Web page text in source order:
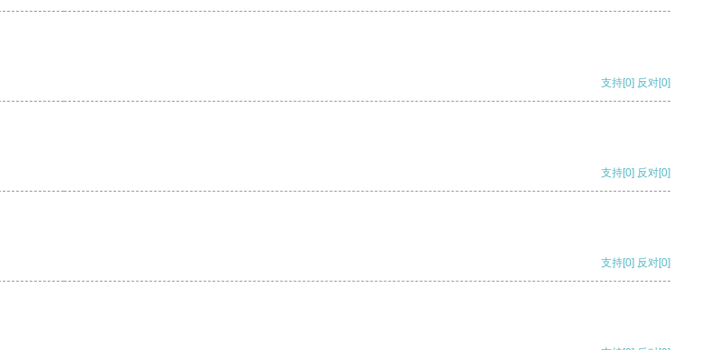
支持[0] 反对[0]
支持[0] 反对[0]
支持[0] 反对[0]